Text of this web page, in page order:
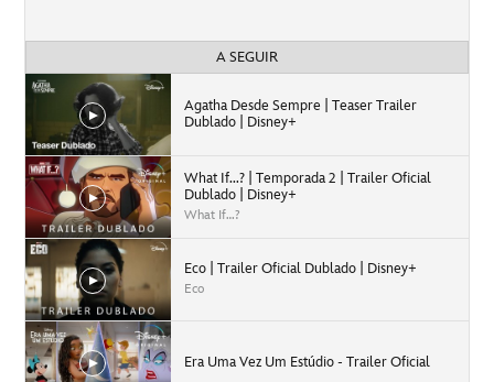
A SEGUIR
Agatha Desde Sempre | Teaser Trailer
Dublado | Disney+
What If...? | Temporada 2 | Trailer Oficial
Dublado | Disney+
What If…?
Eco | Trailer Oficial Dublado | Disney+
Eco
Era Uma Vez Um Estúdio - Trailer Oficial